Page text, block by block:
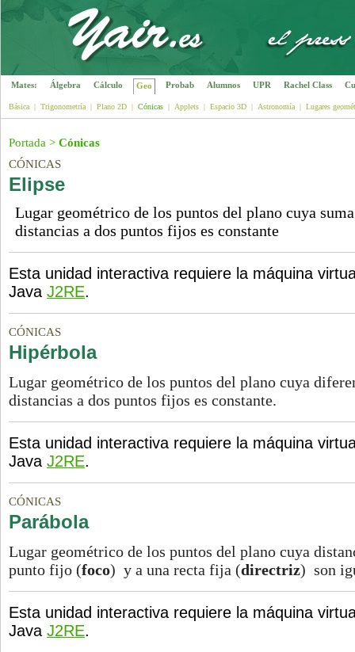
Mates: Álgebra Cálculo Geo Probab Alumnos UPR Rachel Class
Básica | Trigonometría | Plano 2D | Cónicas | Applets | Espacio 3D | Astronomía | Lugares
Portada > Cónicas
CÓNICAS
Elipse
Lugar geométrico de los puntos del plano cuya
distancias a dos puntos fijos es constante
Esta unidad interactiva requiere la máquina
Java J2RE.
CÓNICAS
Hipérbola
Lugar geométrico de los puntos del plano cuya
distancias a dos puntos fijos es constante.
Esta unidad interactiva requiere la máquina
Java J2RE.
CÓNICAS
Parábola
Lugar geométrico de los puntos del plano cuya
punto fijo (foco) y a una recta fija (directriz) son
Esta unidad interactiva requiere la máquina
Java J2RE.